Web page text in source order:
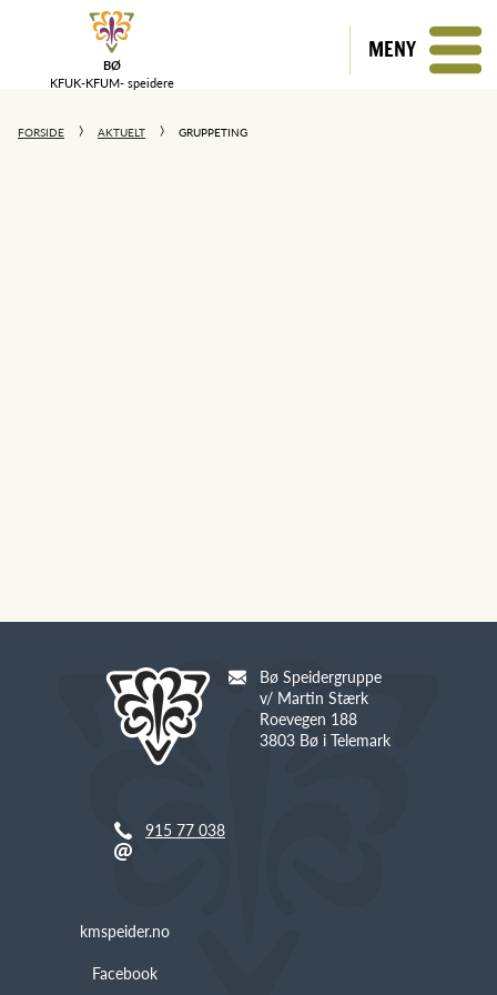
BØ
KFUK-KFUM- speidere
MENY
FORSIDE AKTUELT GRUPPETING
Bø Speidergruppe
v/ Martin Stærk
Roevegen 188
3803 Bø i Telemark
915 77 038
kmspeider.no
Facebook